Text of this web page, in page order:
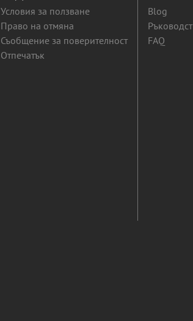
Условия за ползване
Право на отмяна
Съобщение за поверителност
Отпечатък
Blog
FAQ